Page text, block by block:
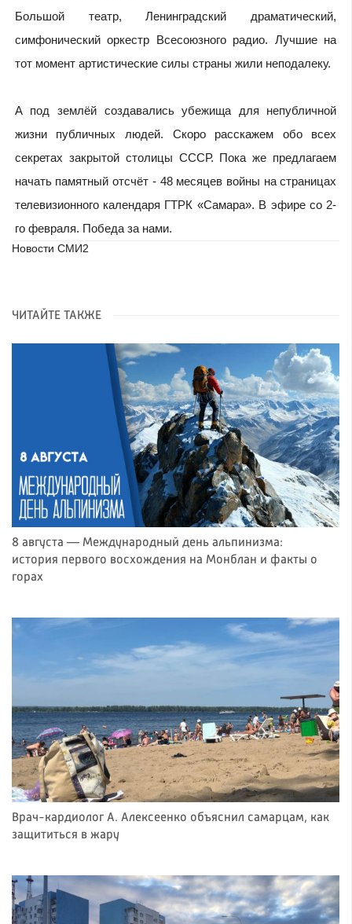
Большой театр, Ленинградский драматический,
симфонический оркестр Всесоюзного радио. Лучшие на
тот момент артистические силы страны жили неподалеку.
А под землёй создавались убежища для непубличной
жизни публичных людей. Скоро расскажем обо всех
секретах закрытой столицы СССР. Пока же предлагаем
начать памятный отсчёт - 48 месяцев войны на страницах
телевизионного календаря ГТРК «Самара». В эфире со 2-
го февраля. Победа за нами.
Новости СМИ2
ЧИТАЙТЕ ТАКЖЕ
8 августа — Международный день альпинизма:
история первого восхождения на Монблан и факты о
горах
Врач-кардиолог А. Алексеенко объяснил самарцам, как
защититься в жару